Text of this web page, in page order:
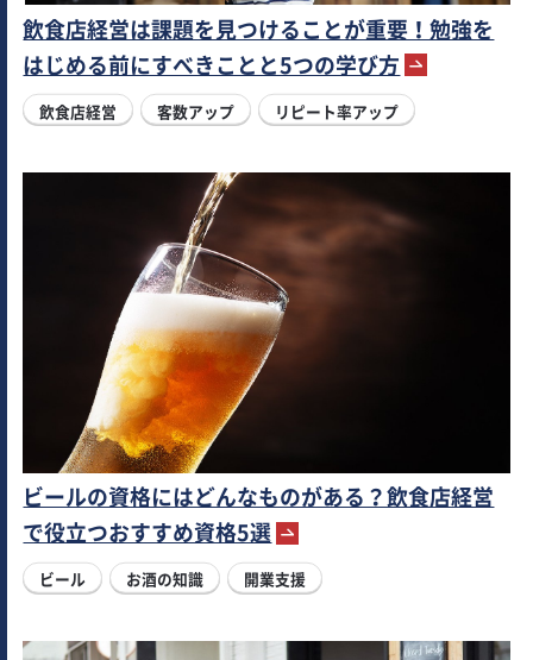
飲食店経営は課題を見つけることが重要！勉強を
はじめる前にすべきことと5つの学び方
飲食店経営 客数アップ リピート率アップ
ビールの資格にはどんなものがある？飲食店経営
で役立つおすすめ資格5選
ビール お酒の知識 開業支援